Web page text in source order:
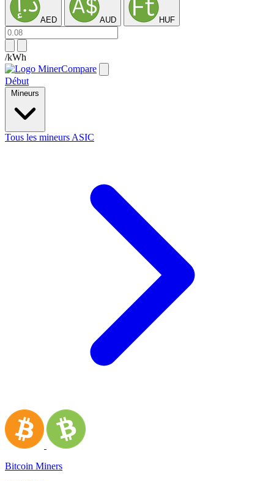
AED AUD HUF
/kWh
Début
Mineurs
Tous les mineurs ASIC
Bitcoin Miners